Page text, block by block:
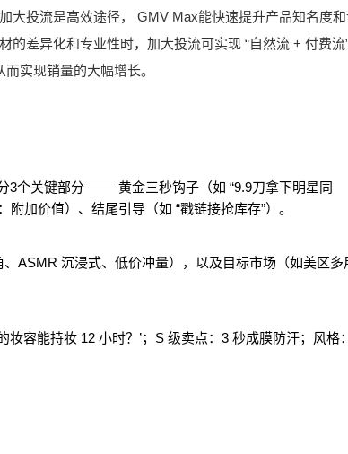
大投流是高效途径， GMV Max能快速提升产品知名度
差异化和专业性时，加大投流可实现 “自然流 + 付费流
实现销量的大幅增长。
3个关键部分 —— 黄金三秒钩子（如 “9.9刀拿下明星同
加价值）、结尾引导（如 “戳链接抢库存”）。
ASMR 沉浸式、低价冲量），以及目标市场（如美区多
容能持妆 12 小时？’；S 级卖点：3 秒成膜防汗；风格